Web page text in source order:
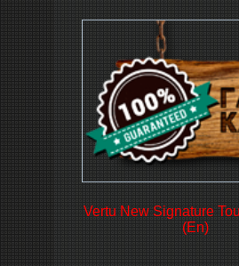
Vertu New Signature
(En)